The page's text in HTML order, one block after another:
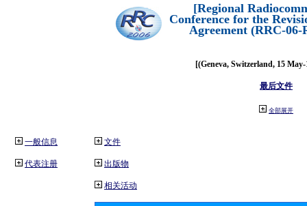
[Regional
Conference for the
Agreement (RRC-06-
[(Geneva, Switzerland, 15
最后文件
全部展开
一般信息
代表注册
文件
出版物
相关活动